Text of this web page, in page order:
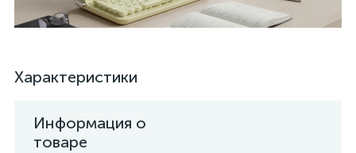
Характеристики
Информация о
товаре